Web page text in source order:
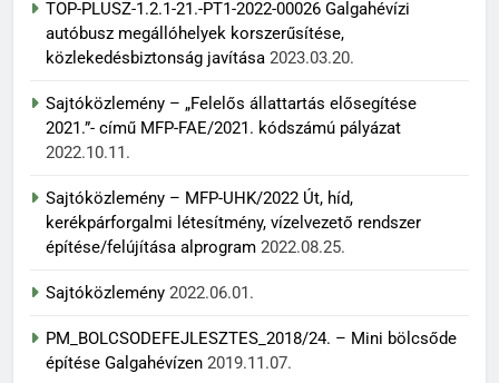
TOP-PLUSZ-1.2.1-21.-PT1-2022-00026 Galgahévízi
autóbusz megállóhelyek korszerűsítése,
közlekedésbiztonság javítása 2023.03.20.
Sajtóközlemény – „Felelős állattartás elősegítése
2021.”- című MFP-FAE/2021. kódszámú pályázat
2022.10.11.
Sajtóközlemény – MFP-UHK/2022 Út, híd,
kerékpárforgalmi létesítmény, vízelvezető rendszer
építése/felújítása alprogram 2022.08.25.
Sajtóközlemény 2022.06.01.
PM_BOLCSODEFEJLESZTES_2018/24. – Mini bölcsőde
építése Galgahévízen 2019.11.07.